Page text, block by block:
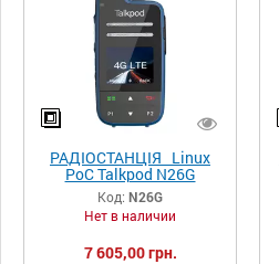
РАДІОСТАНЦІЯ Linux
PoC Talkpod N26G
Код: N26G
Нет в наличии
7 605,00 грн.